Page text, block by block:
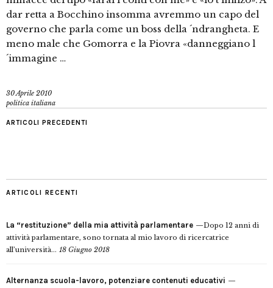
dar retta a Bocchino insomma avremmo un capo del
governo che parla come un boss della ´ndrangheta. E
meno male che Gomorra e la Piovra «danneggiano l
´immagine …
30 Aprile 2010
politica italiana
ARTICOLI PRECEDENTI
ARTICOLI RECENTI
La “restituzione” della mia attività parlamentare
Dopo 12 anni di
attività parlamentare, sono tornata al mio lavoro di ricercatrice
all’università... 18 Giugno 2018
Alternanza scuola-lavoro, potenziare contenuti educativi